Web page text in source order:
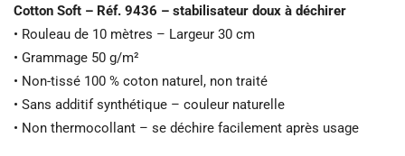
Cotton Soft – Réf. 9436 – stabilisateur doux à déchirer
• Rouleau de 10 mètres – Largeur 30 cm
• Grammage 50 g/m²
• Non-tissé 100 % coton naturel, non traité
• Sans additif synthétique – couleur naturelle
• Non thermocollant – se déchire facilement après usage